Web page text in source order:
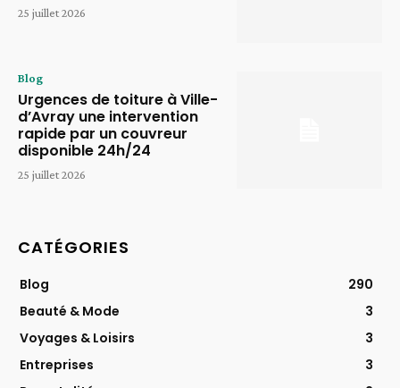
25 juillet 2026
Blog
Urgences de toiture à Ville-
d’Avray une intervention
rapide par un couvreur
disponible 24h/24
25 juillet 2026
CATÉGORIES
Blog
290
Beauté & Mode
3
Voyages & Loisirs
3
Entreprises
3